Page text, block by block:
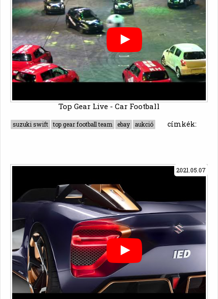
Top Gear Live - Car Football
címkék:
suzuki swift top gear football team ebay aukció
2021.05.07